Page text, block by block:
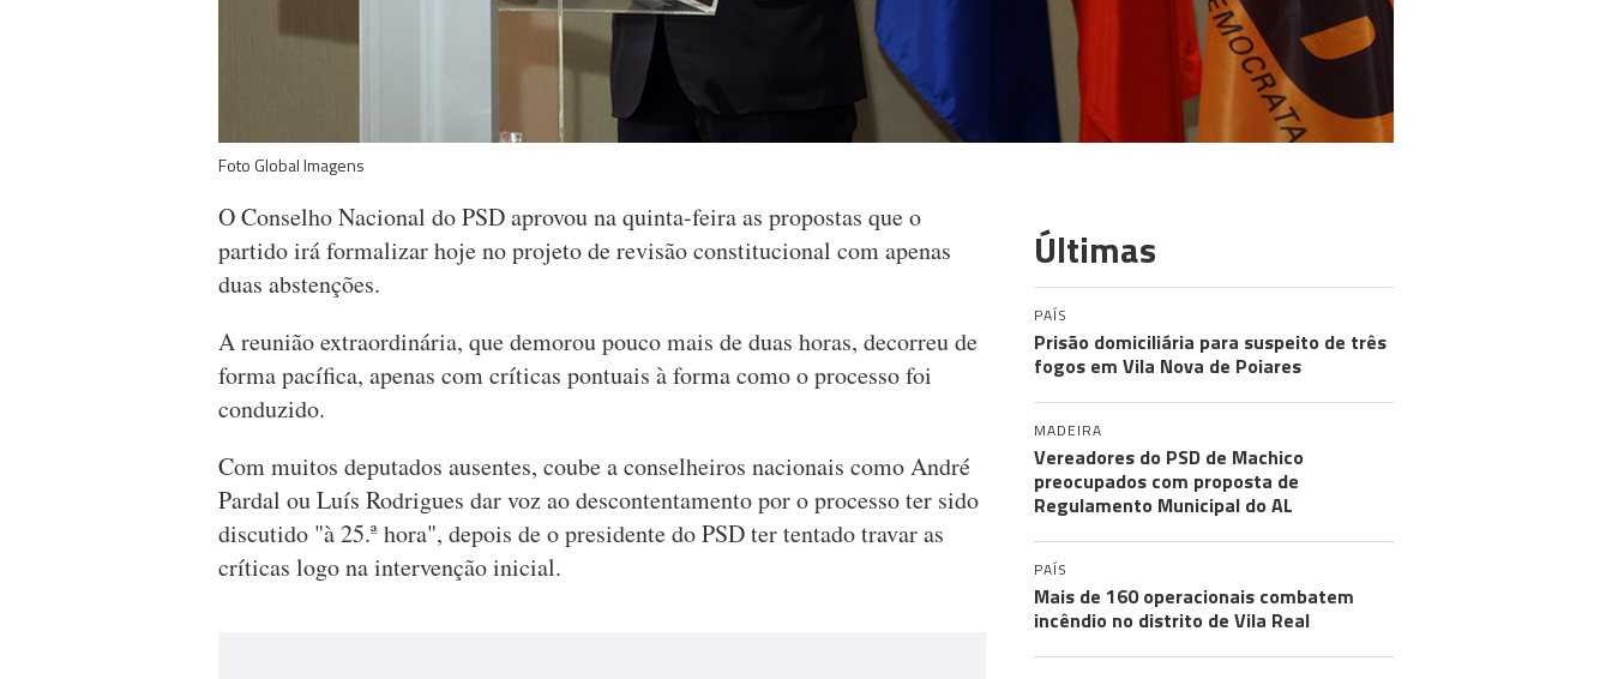
Foto Global Imagens
O Conselho Nacional do PSD aprovou na quinta-feira as propostas que o
partido irá formalizar hoje no projeto de revisão constitucional com apenas
duas abstenções.
A reunião extraordinária, que demorou pouco mais de duas horas, decorreu de
forma pacífica, apenas com críticas pontuais à forma como o processo foi
conduzido.
Com muitos deputados ausentes, coube a conselheiros nacionais como André
Pardal ou Luís Rodrigues dar voz ao descontentamento por o processo ter sido
discutido "à 25.ª hora", depois de o presidente do PSD ter tentado travar as
críticas logo na intervenção inicial.
Últimas
PAÍS
Prisão domiciliária para suspeito de três
fogos em Vila Nova de Poiares
MADEIRA
Vereadores do PSD de Machico
preocupados com proposta de
Regulamento Municipal do AL
PAÍS
Mais de 160 operacionais combatem
incêndio no distrito de Vila Real